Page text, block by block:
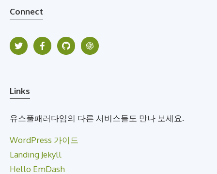
Connect
Links
유스풀패러다임의 다른 서비스들도 만나 보세요.
WordPress 가이드
Landing Jekyll
Hello EmDash